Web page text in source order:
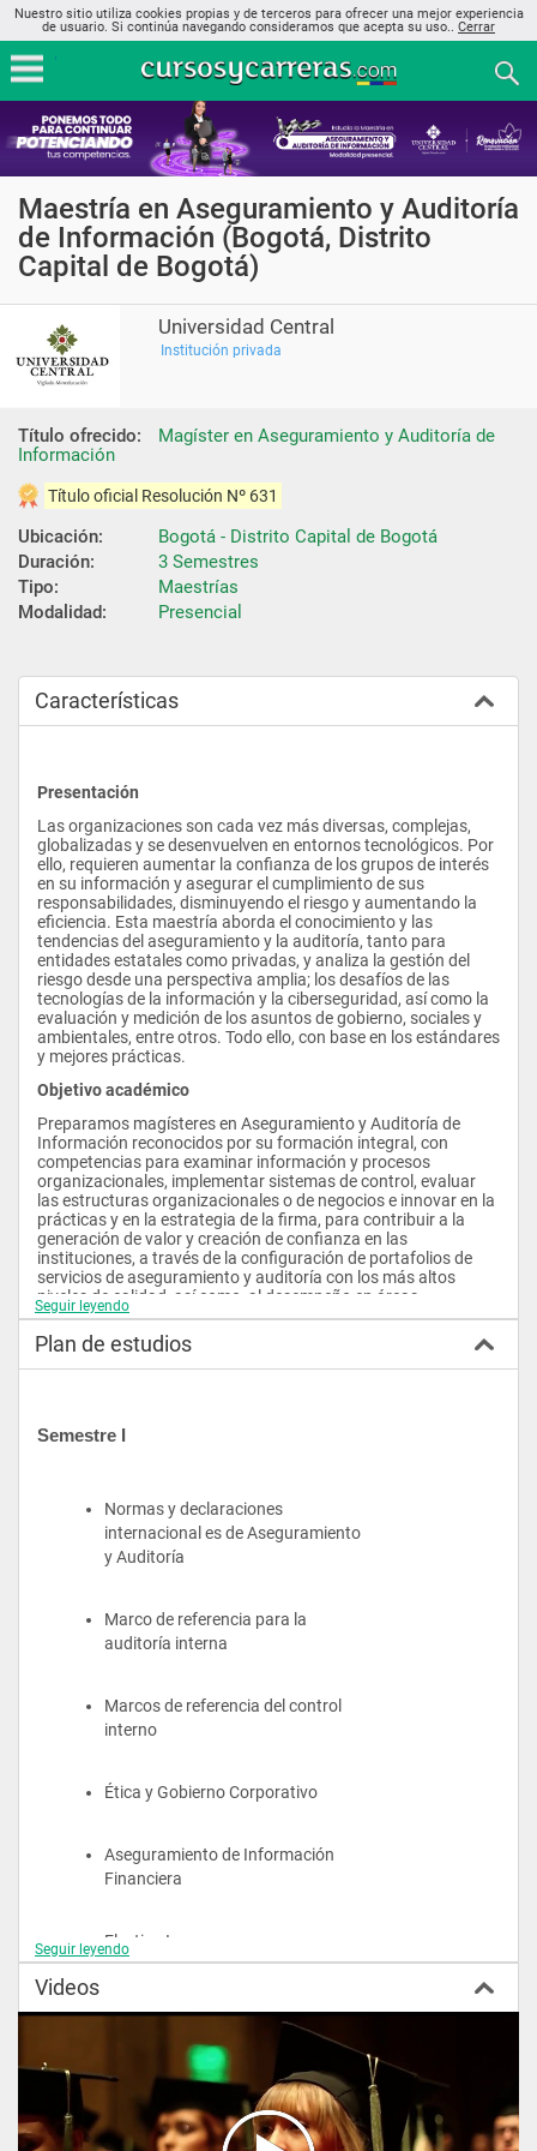
Nuestro sitio utiliza cookies propias y de terceros para ofrecer una mejor experiencia
de usuario. Si continúa navegando consideramos que acepta su uso.. Cerrar
Maestría en Aseguramiento y Auditoría
de Información (Bogotá, Distrito
Capital de Bogotá)
Universidad Central
Institución privada
Título ofrecido:
Magíster en Aseguramiento y Auditoría de
Información
Título oficial Resolución Nº 631
Ubicación:
Bogotá - Distrito Capital de Bogotá
Duración:
3 Semestres
Tipo:
Maestrías
Modalidad:
Presencial
Características
Presentación
Las organizaciones son cada vez más diversas, complejas,
globalizadas y se desenvuelven en entornos tecnológicos. Por
ello, requieren aumentar la confianza de los grupos de interés
en su información y asegurar el cumplimiento de sus
responsabilidades, disminuyendo el riesgo y aumentando la
eficiencia. Esta maestría aborda el conocimiento y las
tendencias del aseguramiento y la auditoría, tanto para
entidades estatales como privadas, y analiza la gestión del
riesgo desde una perspectiva amplia; los desafíos de las
tecnologías de la información y la ciberseguridad, así como la
evaluación y medición de los asuntos de gobierno, sociales y
ambientales, entre otros. Todo ello, con base en los estándares
y mejores prácticas.
Objetivo académico
Preparamos magísteres en Aseguramiento y Auditoría de
Información reconocidos por su formación integral, con
competencias para examinar información y procesos
organizacionales, implementar sistemas de control, evaluar
las estructuras organizacionales o de negocios e innovar en la
prácticas y en la estrategia de la firma, para contribuir a la
generación de valor y creación de confianza en las
instituciones, a través de la configuración de portafolios de
servicios de aseguramiento y auditoría con los más altos
niveles de calidad, así como, al desempeño en áreas
relacionadas con el aseguramiento dentro de las
organizaciones, como la auditoría interna, el control interno, la
gestión de riesgos, entre otras, con base en las mejores
prácticas.
Ser un profesional de la U. Central en el campo del
de servicios profesionales
Desarrollar actividades en contextos multidisciplinares y
multinacionales
Manejar un amplio campo de desempeño
investigativo?
Como magíster en Aseguramiento y Auditoría de Información
Socio, director y gerente en firmas de servicios de
Director de departamentos de auditoría interna y control
interno
Perito evaluador en conflictos económicos y financieros
Auditor forense, financiero, de gestión, de información
integrada o de TI
Consultor y asesor para juntas directivas y órganos de
Docente e investigador en el campo del aseguramiento y la
auditoría
Perfil del aspirante
Seguir leyendo
Plan de estudios
Semestre I
Normas y declaraciones
internacional es de Aseguramiento
y Auditoría
Marco de referencia para la
auditoría interna
Marcos de referencia del control
interno
Ética y Gobierno Corporativo
Aseguramiento de Información
Financiera
Electivo I
Semestre II
Seguir leyendo
Videos